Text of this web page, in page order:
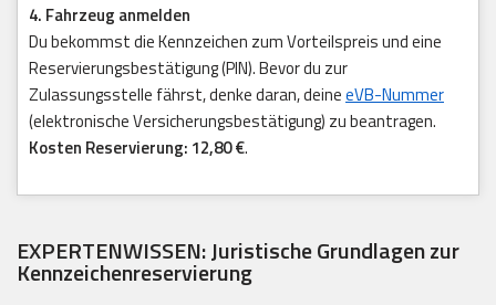
4. Fahrzeug anmelden
Du bekommst die Kennzeichen zum Vorteilspreis und eine
Reservierungsbestätigung (PIN). Bevor du zur
Zulassungsstelle fährst, denke daran, deineeVB-Nummer
(elektronische Versicherungsbestätigung) zu beantragen.
Kosten Reservierung: 12,80 €.
EXPERTENWISSEN: Juristische Grundlagen zur
Kennzeichenreservierung